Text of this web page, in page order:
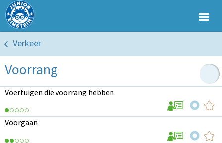
Verkeer
Voorrang
Voertuigen die voorrang hebben
Voorgaan